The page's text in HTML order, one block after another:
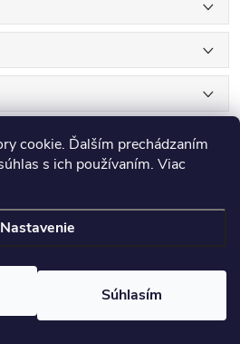
cookie. Ďalším prechádzaním
s ich používaním. Viac
Nastavenie
Súhlasím
e-shop. Všetky práva vyhradené.